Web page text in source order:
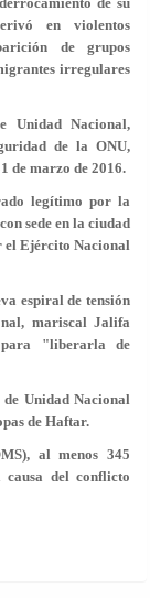
en violentos
de grupos
irregulares
Unidad Nacional,
de la ONU,
de marzo de 2016.
legítimo por la
sede en la ciudad
el Ejército Nacional
espiral de tensión
mariscal Jalifa
"liberarla de
Unidad Nacional
de Haftar.
al menos 345
del conflicto